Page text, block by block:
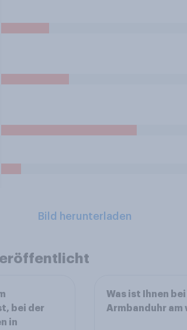
Bild herunterladen
bei der
in
Was ist Ihnen
Armbanduhr